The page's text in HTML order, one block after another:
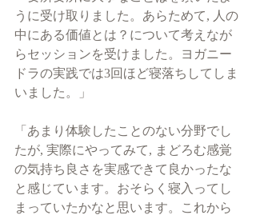
うに受け取りました。あらためて, 人の
中にある価値とは？について考えなが
らセッションを受けました。ヨガニー
ドラの実践では3回ほど寝落ちしてしま
いました。」
「あまり体験したことのない分野でし
たが, 実際にやってみて, まどろむ感覚
の気持ち良さを実感できて良かったな
と感じています。おそらく寝入ってし
まっていたかなと思います。これから